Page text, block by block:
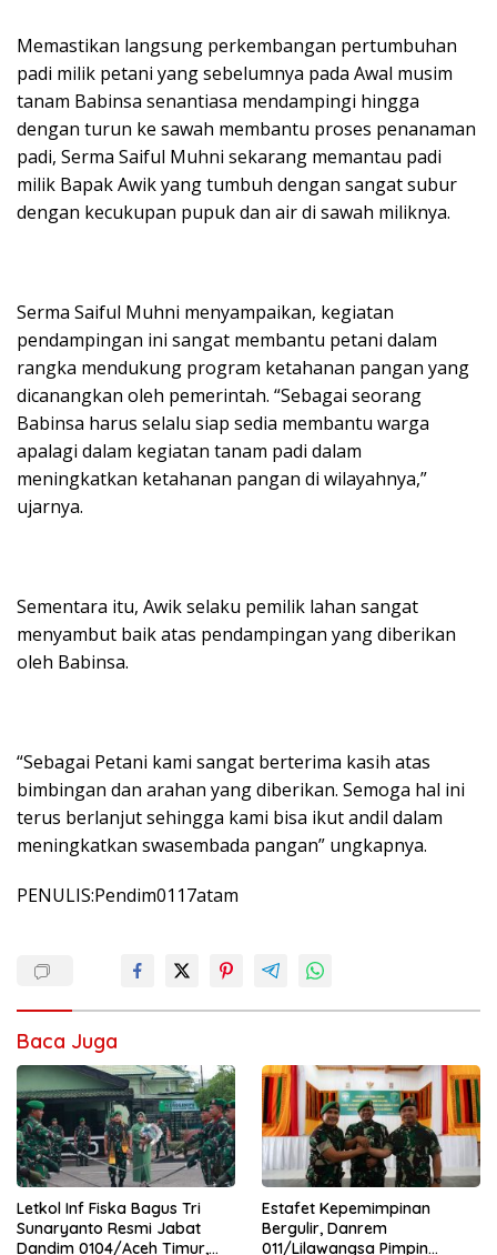
Memastikan langsung perkembangan pertumbuhan
padi milik petani yang sebelumnya pada Awal musim
tanam Babinsa senantiasa mendampingi hingga
dengan turun ke sawah membantu proses penanaman
padi, Serma Saiful Muhni sekarang memantau padi
milik Bapak Awik yang tumbuh dengan sangat subur
dengan kecukupan pupuk dan air di sawah miliknya.
Serma Saiful Muhni menyampaikan, kegiatan
pendampingan ini sangat membantu petani dalam
rangka mendukung program ketahanan pangan yang
dicanangkan oleh pemerintah. “Sebagai seorang
Babinsa harus selalu siap sedia membantu warga
apalagi dalam kegiatan tanam padi dalam
meningkatkan ketahanan pangan di wilayahnya,”
ujarnya.
Sementara itu, Awik selaku pemilik lahan sangat
menyambut baik atas pendampingan yang diberikan
oleh Babinsa.
“Sebagai Petani kami sangat berterima kasih atas
bimbingan dan arahan yang diberikan. Semoga hal ini
terus berlanjut sehingga kami bisa ikut andil dalam
meningkatkan swasembada pangan” ungkapnya.
PENULIS:Pendim0117atam
Baca Juga
Letkol Inf Fiska Bagus Tri
Sunaryanto Resmi Jabat
Dandim 0104/Aceh Timur,
Estafet Kepemimpinan
Bergulir, Danrem
011/Lilawangsa Pimpin